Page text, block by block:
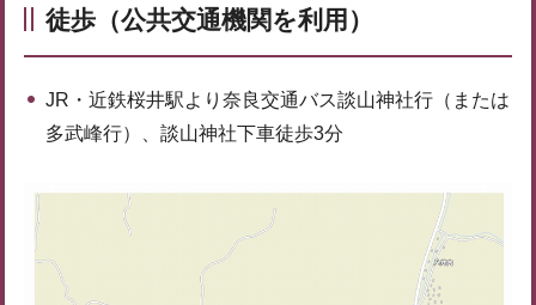
徒歩（公共交通機関を利用）
JR・近鉄桜井駅より奈良交通バス談山神社行（または
多武峰行）、談山神社下車徒歩3分